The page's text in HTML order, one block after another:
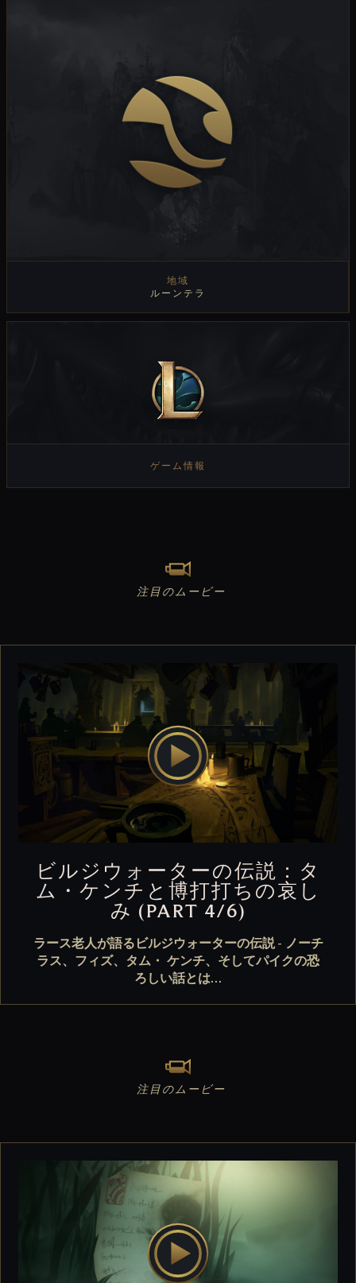
地域
ルーンテラ
ゲーム情報
注目のムービー
ビルジウォーターの伝説：タ
ム・ケンチと博打打ちの哀し
み (PART 4/6)
ラース老人が語るビルジウォーターの伝説 - ノーチ
ラス、フィズ、タム・ ケンチ、そしてパイクの恐
ろしい話とは…
注目のムービー